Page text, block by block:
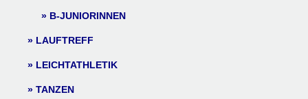
B-JUNIORINNEN
LAUFTREFF
LEICHTATHLETIK
TANZEN